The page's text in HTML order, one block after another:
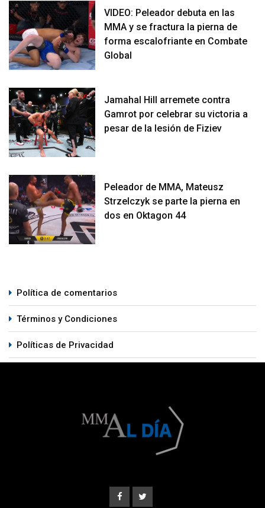
VIDEO: Peleador debuta en las
MMA y se fractura la pierna de
forma escalofriante en Combate
Global
Jamahal Hill arremete contra
Gamrot por celebrar su victoria a
pesar de la lesión de Fiziev
Peleador de MMA, Mateusz
Strzelczyk se parte la pierna en
dos en Oktagon 44
Política de comentarios
Términos y Condiciones
Políticas de Privacidad